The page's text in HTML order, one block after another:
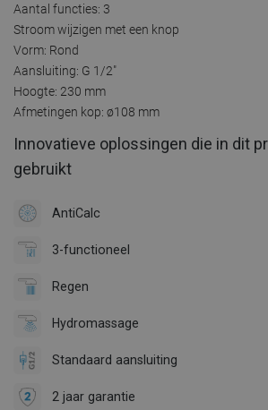
Aantal functies: 3
Stroom wijzigen met een knop
Vorm: Rond
Aansluiting: G 1/2"
Hoogte: 230 mm
Afmetingen kop: ø108 mm
Innovatieve oplossingen die in dit
gebruikt
AntiCalc
3-functioneel
Regen
Hydromassage
Standaard aansluiting
2 jaar garantie